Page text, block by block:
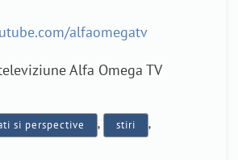
alfaomegatv
Alfa Omega TV
si perspective , stiri ,